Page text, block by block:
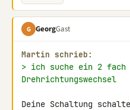
G GeorgGast
Martin schrieb:
> ich suche ein 2 fach
Drehrichtungswechsel
Deine Schaltung